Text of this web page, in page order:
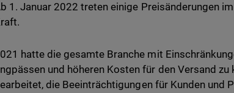
1. Januar 2022 treten einige Preisänderungen
hatte die gesamte Branche mit
und höheren Kosten für den Versand
die Beeinträchtigungen für Kunden und